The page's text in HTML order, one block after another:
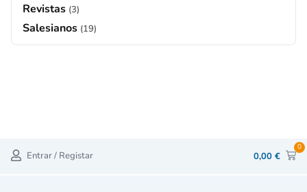
Revistas (3)
Salesianos (19)
Entrar / Registar 0,00 €
0